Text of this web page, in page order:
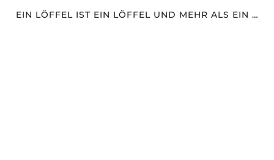
EIN LÖFFEL IST EIN LÖFFEL UND MEHR ALS EIN …